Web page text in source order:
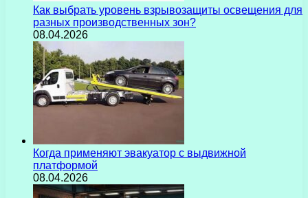
Как выбрать уровень взрывозащиты освещения для
разных производственных зон?
08.04.2026
Когда применяют эвакуатор с выдвижной
платформой
08.04.2026